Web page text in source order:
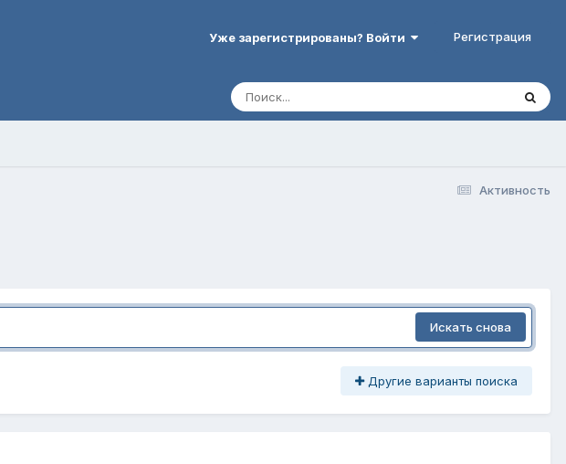
Уже зарегистрированы? Войти Регистрация
Активность
Искать снова
Другие варианты поиска